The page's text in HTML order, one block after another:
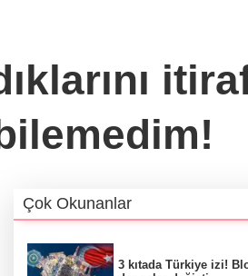
Çok Okunanlar
3 kıtada Türkiye izi!